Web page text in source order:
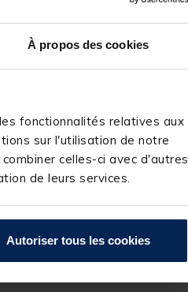
À propos des cookies
fonctionnalités relatives aux
sur l'utilisation de notre
celles-ci avec d'autres
de leurs services.
Autoriser tous les cookies